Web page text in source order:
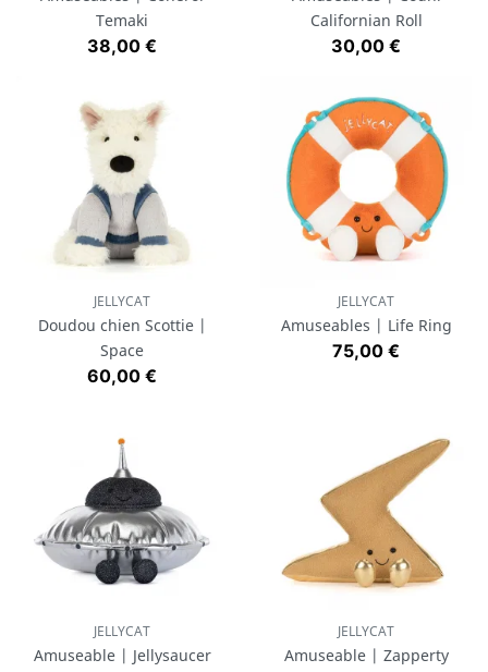
Temaki
Prix
38,00 €
Californian Roll
Prix
30,00 €
JELLYCAT
Doudou chien Scottie |
Space
Prix
60,00 €
JELLYCAT
Amuseables | Life Ring
Prix
75,00 €
JELLYCAT
Amuseable | Jellysaucer
JELLYCAT
Amuseable | Zapperty